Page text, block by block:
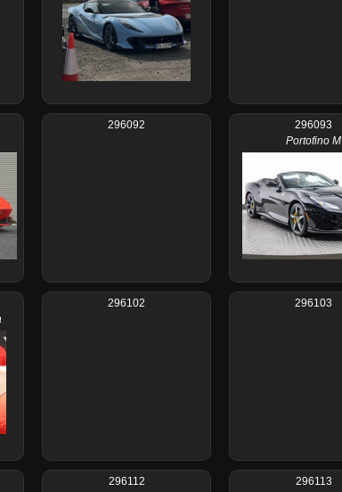
296092
296093
Portofino M
296102 296103
296112 296113